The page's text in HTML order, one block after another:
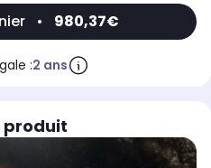
• 980,37€
:2 ans
produit